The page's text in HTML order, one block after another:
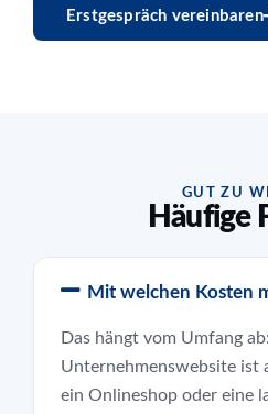
Erstgespräch vereinbaren
GUT ZU
Häufige
Mit welchen Kosten
Das hängt vom Umfang
Unternehmenswebsite ist
ein Onlineshop oder eine